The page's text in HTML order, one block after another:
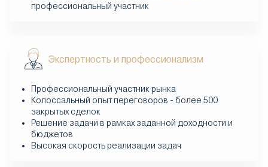
профессиональный участник
Экспертность и профессионализм
Профессиональный участник рынка
Колоссальный опыт переговоров - более 500
закрытых сделок
Решение задачи в рамках заданной доходности и
бюджетов
Высокая скорость реализации задач